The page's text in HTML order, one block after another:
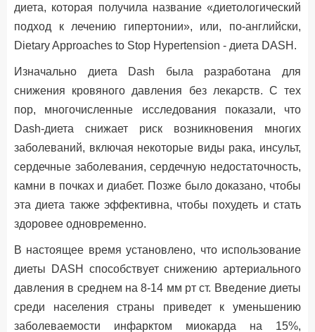
диета, которая получила название «диетологический
подход к лечению гипертонии», или, по-английски,
Dietary Approaches to Stop Hypertension - диета DASH.
Изначально диета Dash была разработана для
снижения кровяного давления без лекарств. С тех
пор, многочисленные исследования показали, что
Dash-диета снижает риск возникновения многих
заболеваний, включая некоторые виды рака, инсульт,
сердечные заболевания, сердечную недостаточность,
камни в почках и диабет. Позже было доказано, чтобы
эта диета также эффективна, чтобы похудеть и стать
здоровее одновременно.
В настоящее время установлено, что использование
диеты DASH способствует снижению артериального
давления в среднем на 8-14 мм рт ст. Введение диеты
среди населения страны приведет к уменьшению
заболеваемости инфарктом миокарда на 15%,